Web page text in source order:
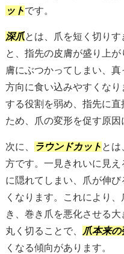
ットです。
深爪とは、爪を短く切り
と、指先の皮膚が盛り上
膚にぶつかってしまい、
方向に食い込みやすくな
する役割を弱め、指先に
ため、爪の変形を促す原因
次に、 ラウンドカット とは
方です。一見きれいに見
に隠れてしまい、爪が伸
くなります。これにより
き、巻き爪を悪化させる
丸く切ることで、
爪本来
くなる傾向があります。